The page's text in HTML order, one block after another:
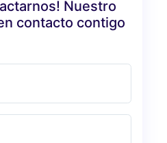
Nuestro
contacto contigo